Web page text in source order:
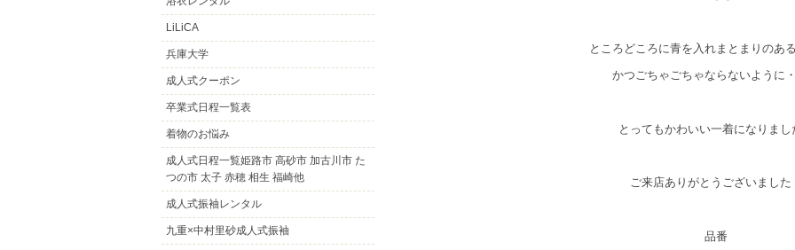
ところどころに青を入れまとまりのある
かつごちゃごちゃならないように
とってもかわいい一着になりまし
ご来店ありがとうございました
品番
LiLiCA
兵庫大学
成人式クーポン
卒業式日程一覧表
着物のお悩み
成人式日程一覧姫路市 高砂市 加古川市 た
つの市 太子 赤穂 相生 福崎他
成人式振袖レンタル
九重×中村里砂成人式振袖